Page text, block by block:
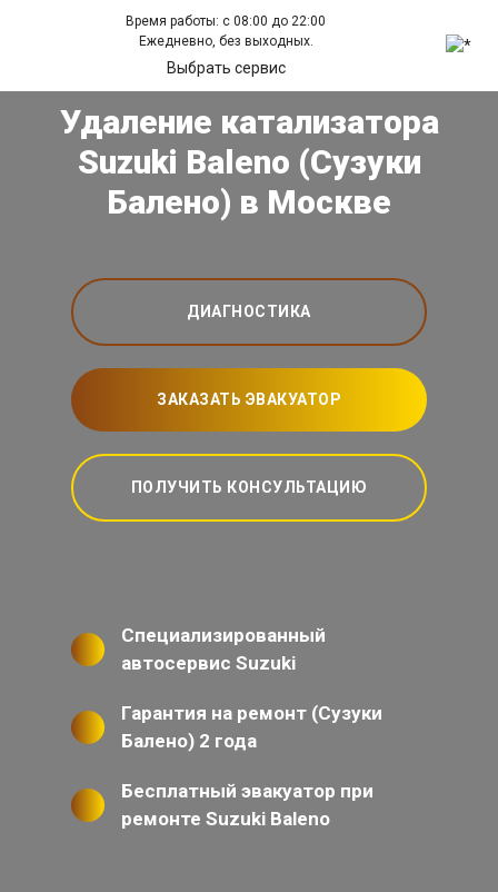
Время работы: с 08:00 до 22:00
Ежедневно, без выходных.
Выбрать сервис
Удаление катализатора
Suzuki Baleno (Сузуки
Балено) в Москве
ДИАГНОСТИКА
ЗАКАЗАТЬ ЭВАКУАТОР
ПОЛУЧИТЬ КОНСУЛЬТАЦИЮ
Специализированный
автосервис Suzuki
Гарантия на ремонт (Сузуки
Балено) 2 года
Бесплатный эвакуатор при
ремонте Suzuki Baleno